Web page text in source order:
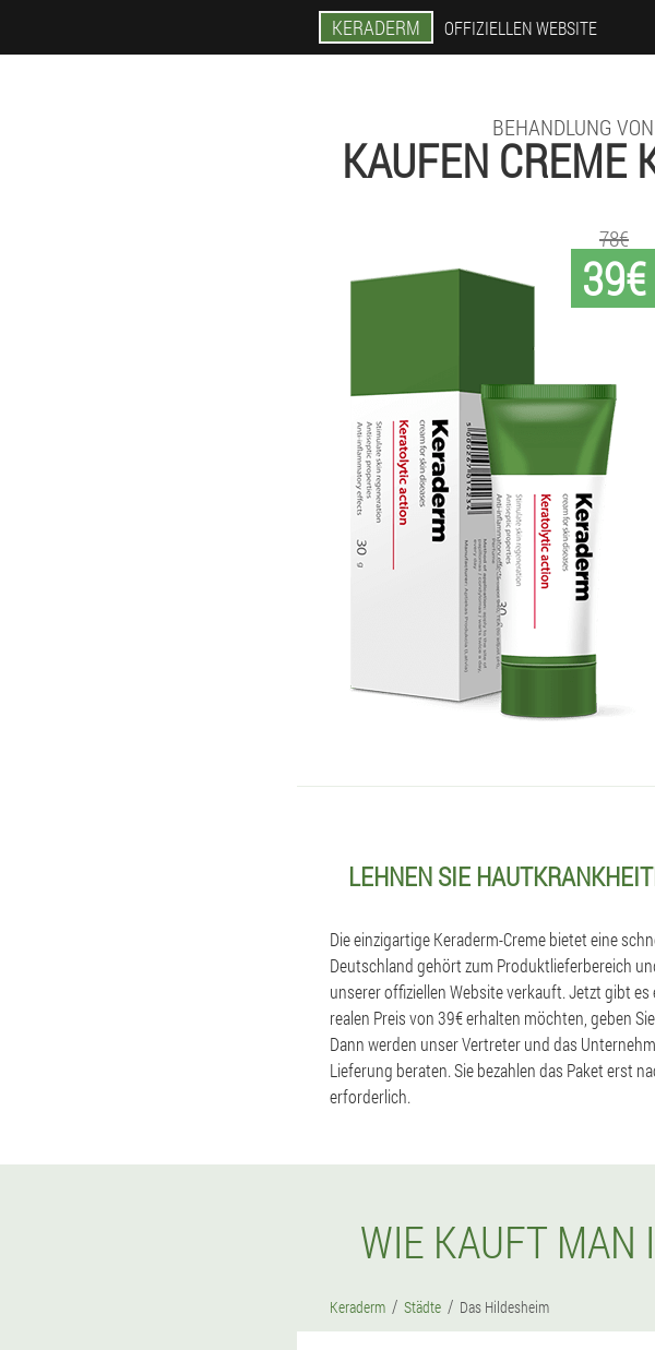
KERADERM OFFIZIELLEN WEBSITE
BEHANDLUNG
KAUFEN CREME
39€
78€
LEHNEN SIE
Die einzigartige Keraderm-Creme bietet eine
Deutschland gehört zum Produktlieferbereich
unserer offiziellen Website verkauft. Jetzt gibt
realen Preis von 39€ erhalten möchten, geben
Dann werden unser Vertreter und das
Lieferung beraten. Sie bezahlen das Paket erst
erforderlich.
WIE KAUFT MAN
Keraderm Städte Das Hildesheim